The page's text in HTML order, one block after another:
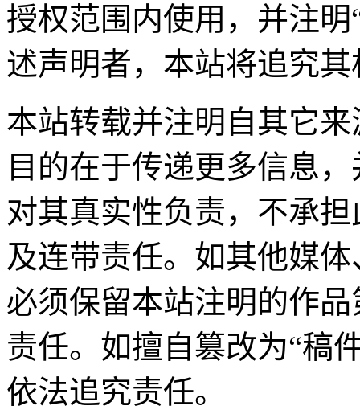
授权范围内使用，并注
述声明者，本站将追究
本站转载并注明自其它
目的在于传递更多信息
对其真实性负责，不承
及连带责任。如其他媒
必须保留本站注明的作
责任。如擅自篡改为“稿
依法追究责任。